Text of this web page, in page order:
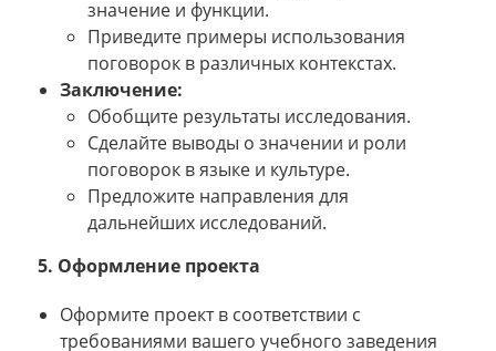
значение и функции.
Приведите примеры использования
поговорок в различных контекстах.
Заключение:
Обобщите результаты исследования.
Сделайте выводы о значении и роли
поговорок в языке и культуре.
Предложите направления для
дальнейших исследований.
5. Оформление проекта
Оформите проект в соответствии с
требованиями вашего учебного заведения